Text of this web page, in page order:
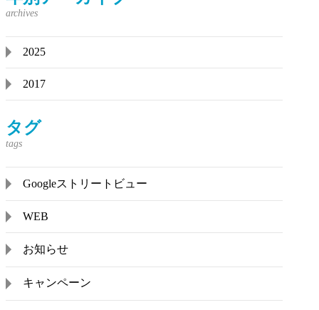
2025
2017
タグ
Googleストリートビュー
WEB
お知らせ
キャンペーン